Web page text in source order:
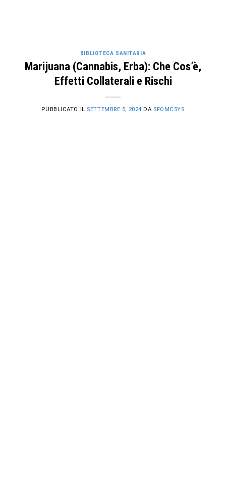
BIBLIOTECA SANITARIA
Marijuana (Cannabis, Erba): Che Cos’è,
Effetti Collaterali e Rischi
PUBBLICATO IL SETTEMBRE 5, 2024 DA SFOMCSYS